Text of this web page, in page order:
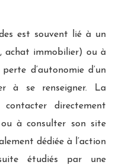
est souvent lié à un
achat immobilier) ou à
d’autonomie d’un
à se renseigner. La
directement
à consulter son site
dédiée à l’action
étudiés par une